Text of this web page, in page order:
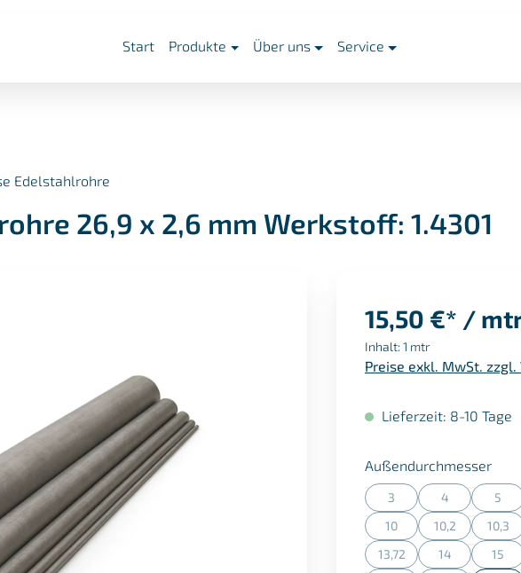
Start
Produkte Über uns Service
Edelstahlrohre
26,9 x 2,6 mm Werkstoff: 1.4301
15,50 €* /
Inhalt: 1 mtr
Preise exkl. MwSt.
Lieferzeit: 8-10 Tage
Außendurchmesser
3
(Diese Option ist zurzeit
4
(Diese Option
5
10
(Diese Option ist zurzeit
10,2
(Diese Option
10,3
13,72
(Diese Option ist zurzeit
14
(Diese Option
15